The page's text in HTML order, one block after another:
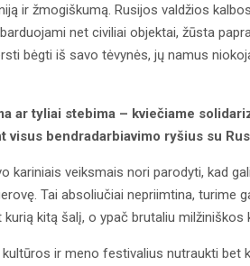
ir žmogiškumą. Rusijos valdžios
net civiliai objektai, žūsta
bėgti iš savo tėvynės, jų namus
ar tyliai stebima – kviečiame
visus bendradarbiavimo ryšius su
kariniais veiksmais nori parodyti, kad
Tai absoliučiai nepriimtina, turime
kitą šalį, o ypač brutaliu milžiniškos
ir meno festivalius nutraukti bet